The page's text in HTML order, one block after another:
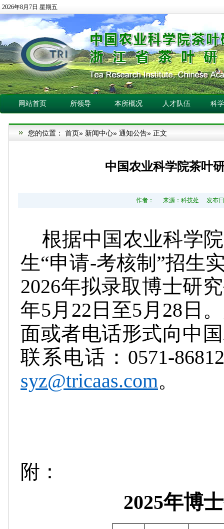
2026年8月7日 星期五
网站首页 所领导 本所概况 人才队伍 科
您的位置： 首页» 新闻中心» 通知公告» 正文
中国农业科学院茶叶
作者： 来源：科技处 发布日
根据中国农业科学
生“申请-考核制”招生
2026年拟录取博士研
年5月22日至5月28日
面或者电话形式向中
联系电话：0571-
syz@tricaas.com。
附：
2025年博